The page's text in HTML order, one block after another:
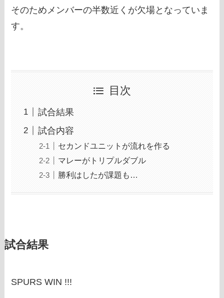
そのためメンバーの半数近くが欠場となっていま
す。
目次
試合結果
試合内容
セカンドユニットが流れを作る
マレーがトリプルダブル
勝利はしたが課題も…
試合結果
SPURS WIN !!!